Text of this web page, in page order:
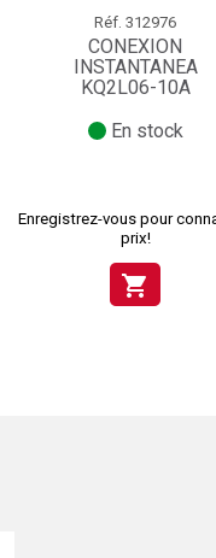
Réf. 312976
CONEXION
INSTANTANEA
KQ2L06-10A
En stock
Enregistrez-vous pour
prix!
shopping_cart